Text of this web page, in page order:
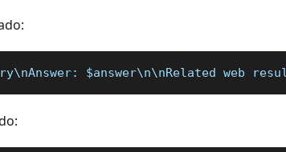
$answer\n\nRelated web